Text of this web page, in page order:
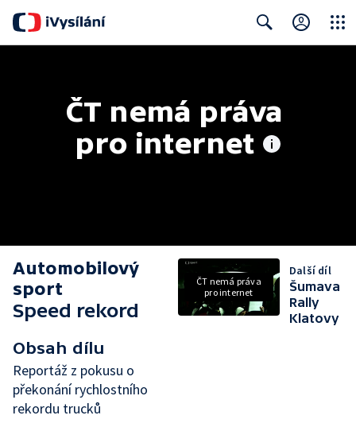
ČT nemá práva
pro internet
Automobilový
sport
Speed rekord
Obsah dílu
Reportáž z pokusu o
překonání rychlostního
rekordu trucků
ČT nemá práva
pro internet
Další díl
Šumava
Rally
Klatovy